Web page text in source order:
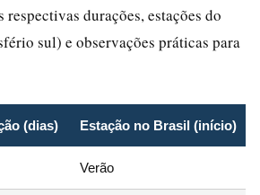
respectivas durações, estações do
sul) e observações práticas para
(dias) Estação no Brasil (início)
Verão